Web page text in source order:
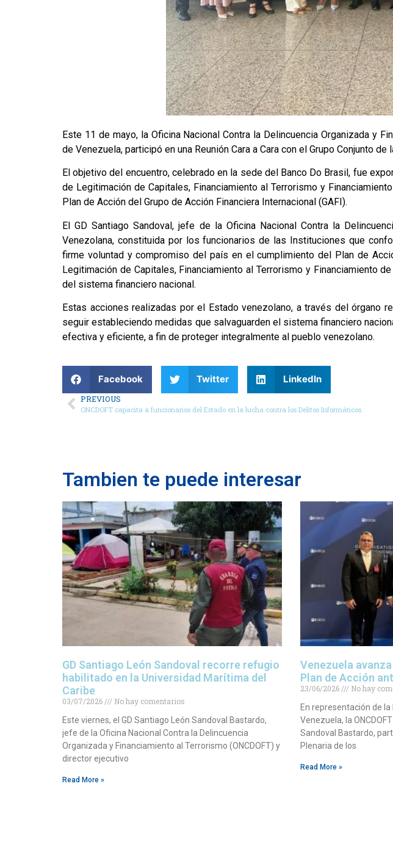
Este 11 de mayo, la Oficina Nacional Contra la Delincuencia Organizada y
de Venezuela, participó en una Reunión Cara a Cara con el Grupo Conjunto
El objetivo del encuentro, celebrado en la sede del Banco Do Brasil, fue
de Legitimación de Capitales, Financiamiento al Terrorismo y
Plan de Acción del Grupo de Acción Financiera Internacional (GAFI).
El GD Santiago Sandoval, jefe de la Oficina Nacional Contra la
Venezolana, constituida por los funcionarios de las Instituciones que
firme voluntad y compromiso del país en el cumplimiento del Plan de
Legitimación de Capitales, Financiamiento al Terrorismo y Financiamiento
del sistema financiero nacional.
Estas acciones realizadas por el Estado venezolano, a través del órgano
seguir estableciendo medidas que salvaguarden el sistema financiero
efectiva y eficiente, a fin de proteger integralmente al pueblo venezolano.
Facebook Twitter LinkedIn
PREVIOUS
ONCDOFT capacita a funcionarios del Estado en la lucha contra los Delitos Informáticos.
Tambien te puede interesar
GD Santiago León Sandoval recorre refugio
habilitado en la Universidad Marítima del
Caribe
03/07/2026
No hay comentarios
Este viernes, el GD Santiago León Sandoval Bastardo,
jefe de la Oficina Nacional Contra la Delincuencia
Organizada y Financiamiento al Terrorismo (ONCDOFT) y
director ejecutivo
Read More »
Venezuela
Plan de Acción
23/06/2026
No hay
En representación de
Venezuela, la
Sandoval Bastardo,
Plenaria de los
Read More »